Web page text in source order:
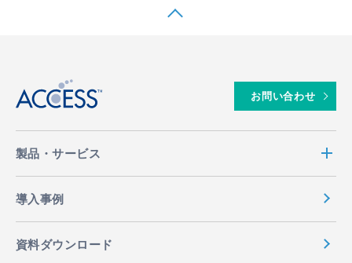
お問い合わせ
製品・サービス
導入事例
資料ダウンロード